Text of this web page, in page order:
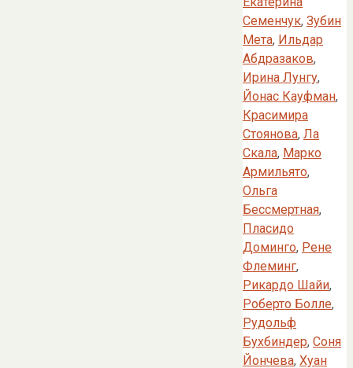
Семенчук, Зубин
Мета, Ильдар
Абдразаков,
Ирина Лунгу,
Йонас Кауфман,
Красимира
Стоянова, Ла
Скала, Марко
Армильято,
Ольга
Бессмертная,
Пласидо
Доминго, Рене
Флеминг,
Рикардо Шайи,
Роберто Болле,
Рудольф
Бухбиндер, Соня
Йончева, Хуан